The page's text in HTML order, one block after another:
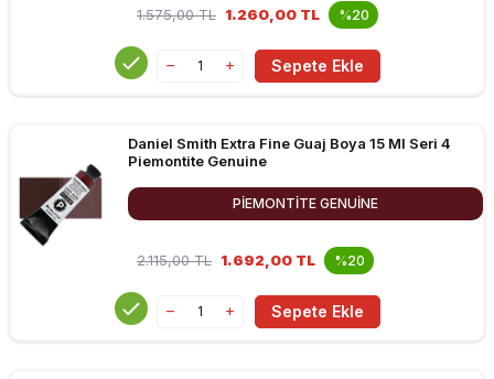
1.575,00TL 1.260,00 TL %20
Sepete Ekle
Daniel Smith Extra Fine Guaj Boya 15 Ml Seri 4
Piemontite Genuine
PIEMONTITE GENUINE
2.115,00TL 1.692,00 TL %20
Sepete Ekle